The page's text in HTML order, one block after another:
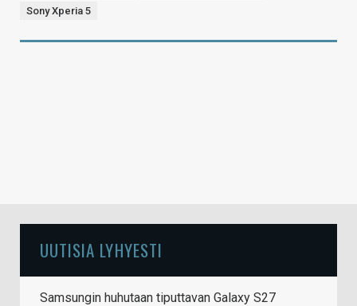
Sony Xperia 5
UUTISIA LYHYESTI
Samsungin huhutaan tiputtavan Galaxy S27